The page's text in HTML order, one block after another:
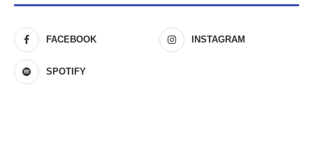
FACEBOOK INSTAGRAM
SPOTIFY